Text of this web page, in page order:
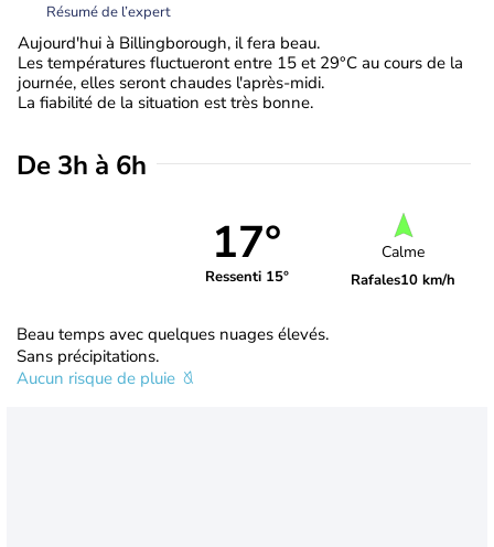
Résumé de l’expert
Aujourd'hui à Billingborough, il fera beau.
Les températures fluctueront entre 15 et 29°C au cours de la
journée, elles seront chaudes l'après-midi.
La fiabilité de la situation est très bonne.
De 3h à 6h
17°
Ressenti 15°
Calme
Rafales10 km/h
Beau temps avec quelques nuages élevés.
Sans précipitations.
Aucun risque de pluie